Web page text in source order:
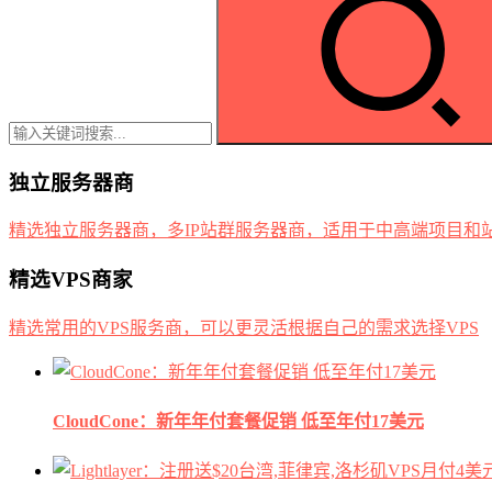
独立服务器商
精选独立服务器商，多IP站群服务器商，适用于中高端项目和
精选VPS商家
精选常用的VPS服务商，可以更灵活根据自己的需求选择VPS
CloudCone：新年年付套餐促销 低至年付17美元